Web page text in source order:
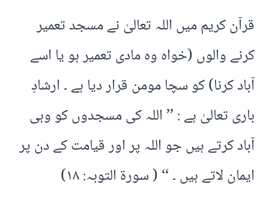
قرآن کریم میں اللہ تعالیٰ نے مسجد تعمیر
کرنے والوں (خواہ وہ مادی تعمیر ہو یا اسے
آباد کرنا) کو سچا مومن قرار دیا ہے ۔ ارشادِ
باری تعالیٰ ہے : ’’ اللہ کی مسجدوں کو وہی
آباد کرتے ہیں جو اللہ پر اور قیامت کے دن پر
ایمان لاتے ہیں ۔ ‘‘ ( سورۃ التوبہ: ۱۸)